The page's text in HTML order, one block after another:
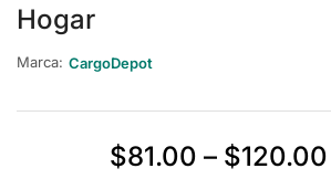
Hogar
Marca: CargoDepot
$81.00 – $120.00